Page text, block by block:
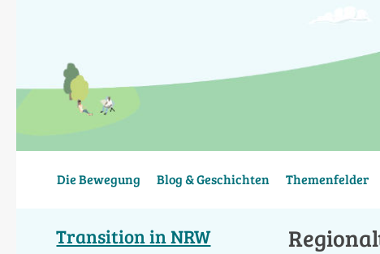
Die Bewegung Blog & Geschichten Themenfelder
Transition in NRW